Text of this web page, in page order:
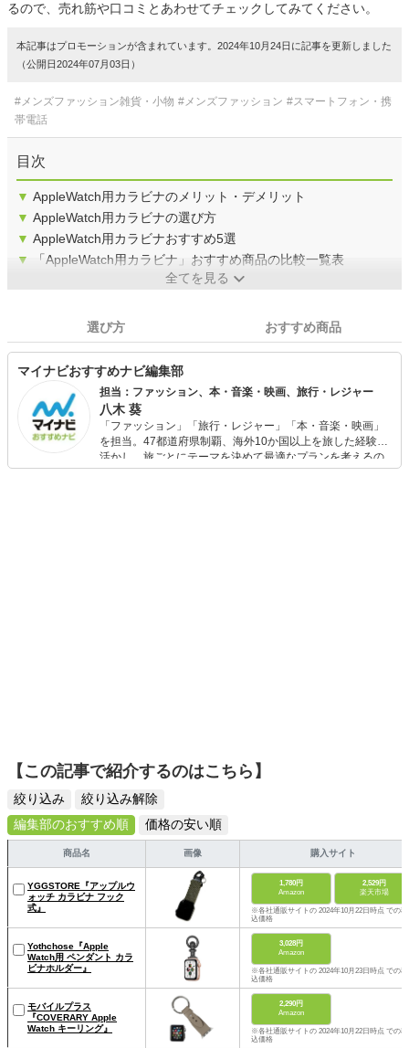
るので、売れ筋や口コミとあわせてチェックしてみてください。
本記事はプロモーションが含まれています。2024年10月24日に記事を更新しました
（公開日2024年07月03日）
#メンズファッション雑貨・小物 #メンズファッション #スマートフォン・携
帯電話
目次
▼ AppleWatch用カラビナのメリット・デメリット
▼ AppleWatch用カラビナの選び方
▼ AppleWatch用カラビナおすすめ5選
▼
「AppleWatch用カラビナ」おすすめ商品の比較一覧表
全てを見る
選び方 おすすめ商品
マイナビおすすめナビ編集部
担当：ファッション、本・音楽・映画、旅行・レジャー
八木 葵
「ファッション」「旅行・レジャー」「本・音楽・映画」
を担当。47都道府県制覇、海外10か国以上を旅した経験を
活かし、旅ごとにテーマを決めて最適なプランを考えるの
が得意。また、アパレルショップでの販売経験もあり。誰
【この記事で紹介するのはこちら】
絞り込み
絞り込み解除
編集部のおすすめ順
価格の安い順
商品名 画像 購入サイト
YGGSTORE『アップルウ
ォッチ カラビナ フック
式』
1,780円
Amazon
2,529円
楽天市場
※各社通販サイトの 2024年10月22日時点 での税
込価格
Yothchose『Apple
Watch用 ペンダント カラ
ビナホルダー』
3,028円
Amazon
※各社通販サイトの 2024年10月23日時点 での税
込価格
モバイルプラス
『COVERARY Apple
Watch キーリング』
2,290円
Amazon
※各社通販サイトの 2024年10月22日時点 での税
込価格